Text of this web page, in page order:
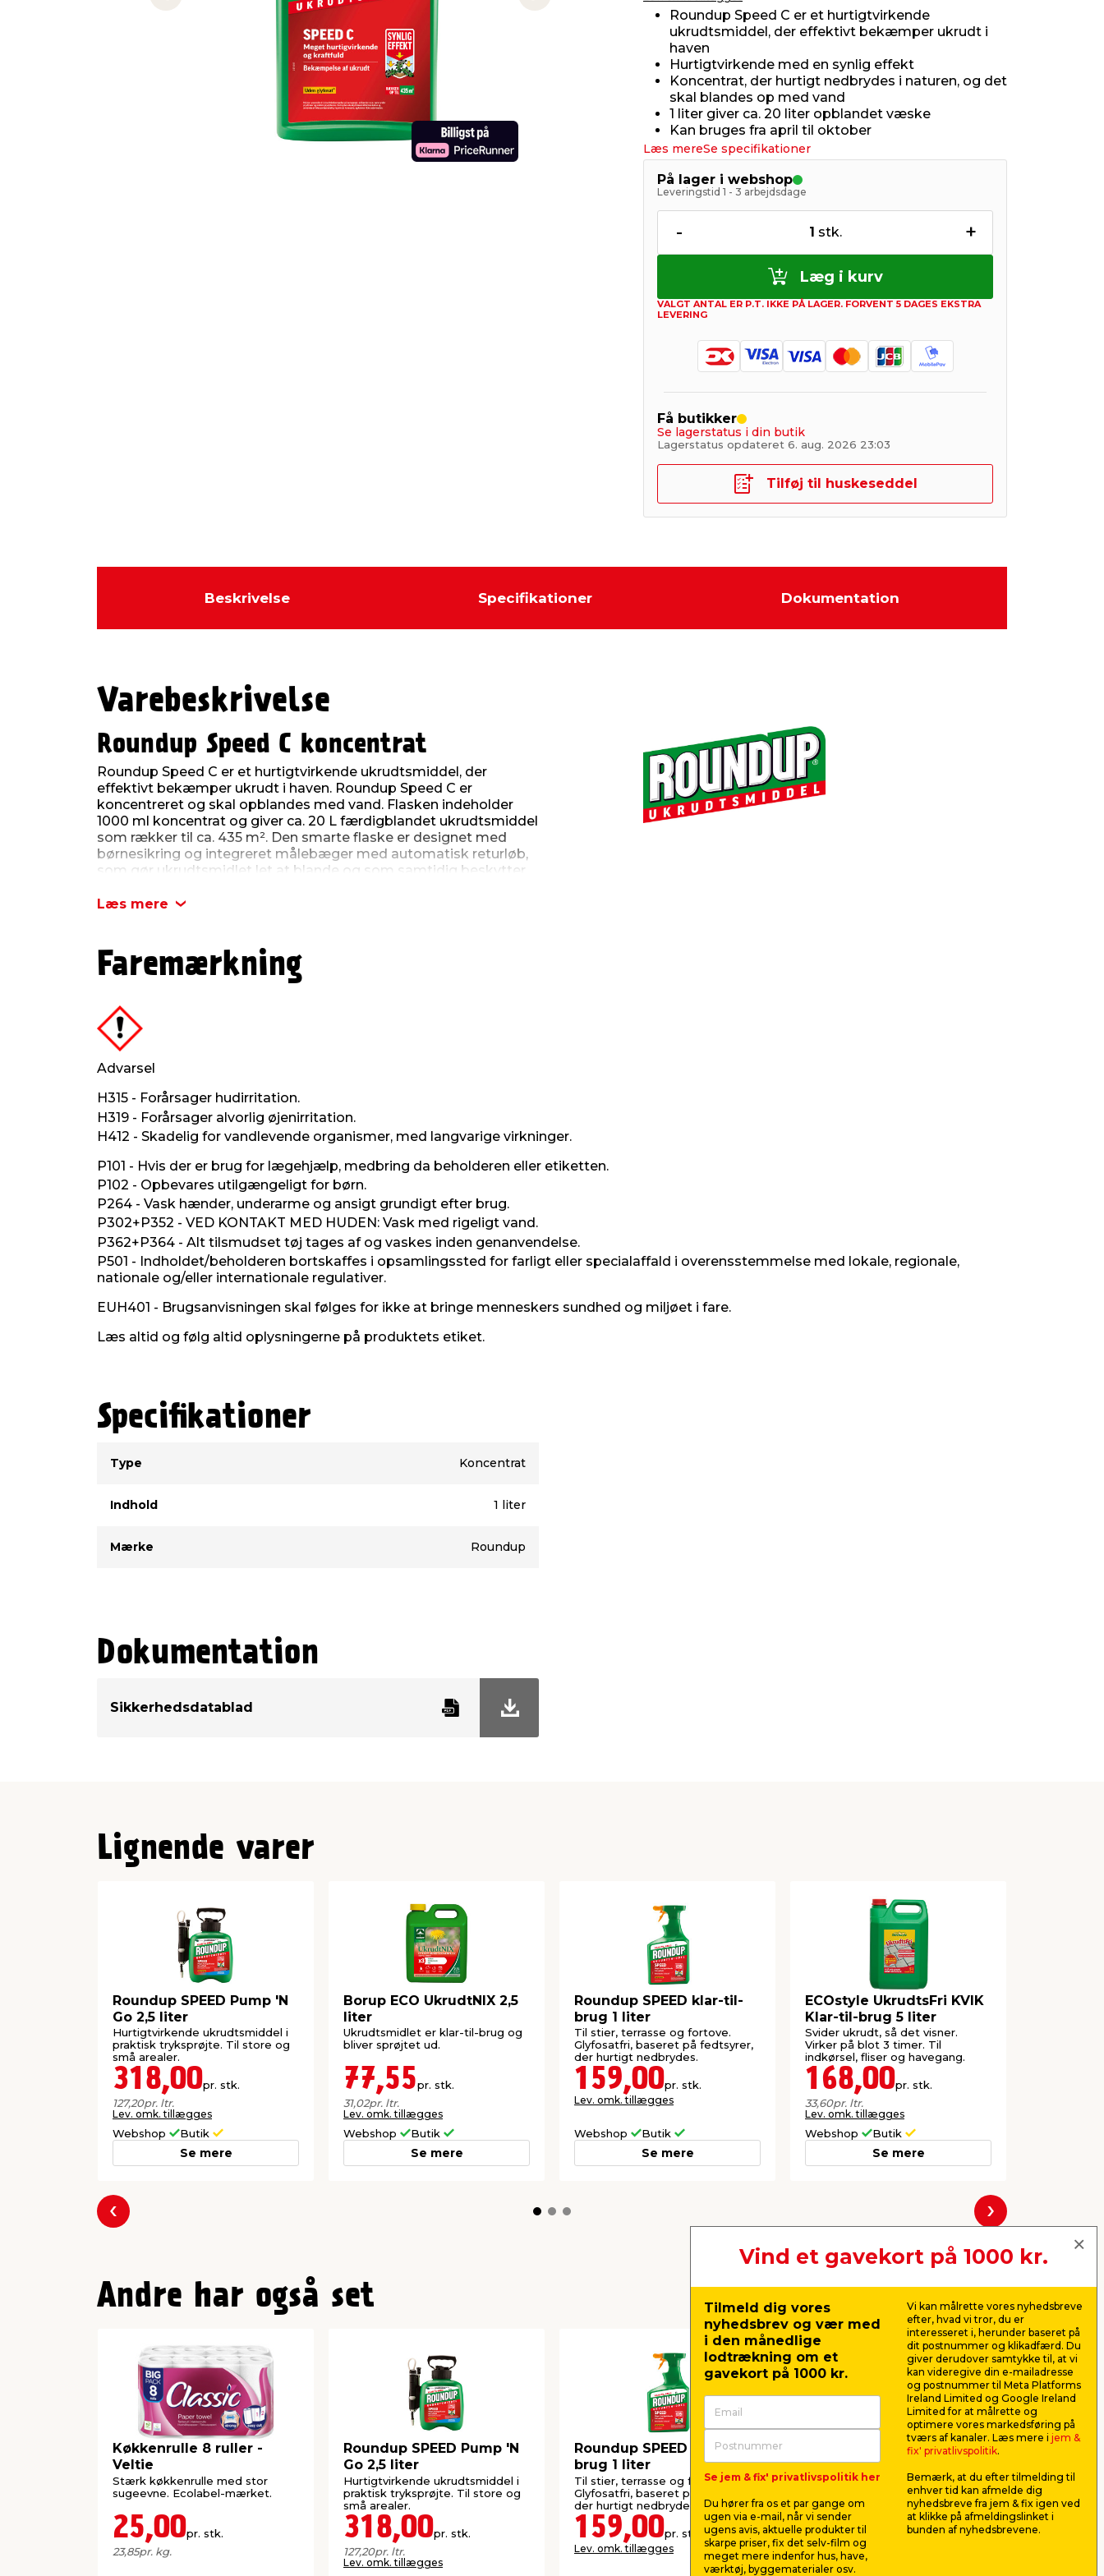
Previous slide Next slide
Roundup Speed C er et hurtigtvirkende
ukrudtsmiddel, der effektivt bekæmper ukrudt i
haven
Hurtigtvirkende med en synlig effekt
Koncentrat, der hurtigt nedbrydes i naturen, og det
skal blandes op med vand
1 liter giver ca. 20 liter opblandet væske
Kan bruges fra april til oktober
Læs mereSe specifikationer
På lager i webshop
Leveringstid 1 - 3 arbejdsdage
- 1 stk. +
Læg i kurv
VALGT ANTAL ER P.T. IKKE PÅ LAGER. FORVENT 5 DAGES EKSTRA
LEVERING
Få butikker
Se lagerstatus i din butik
Lagerstatus opdateret 6. aug. 2026 23:03
Tilføj til huskeseddel
Beskrivelse Specifikationer Dokumentation
Varebeskrivelse
Roundup Speed C koncentrat
Roundup Speed C er et hurtigtvirkende ukrudtsmiddel, der
effektivt bekæmper ukrudt i haven. Roundup Speed C er
koncentreret og skal opblandes med vand. Flasken indeholder
1000 ml koncentrat og giver ca. 20 L færdigblandet ukrudtsmiddel
som rækker til ca. 435 m². Den smarte flaske er designet med
børnesikring og integreret målebæger med automatisk returløb,
som gør ukrudtsmidlet let at blande og som samtidig beskytter
under prydtræer og mellem prydplanter. For effektiv
ukrudtsbekæmpelse. Roundup Speed C er glyfosatfri og baseret
på mættede fedtsyrer, der hurtigt nedbrydes i naturen. Produktet
Roundup Speed C kan plette træterrasser, så spray forsigtigt på
ukrudt omkring træterrassen. Vær også forsigtig, når du anvender
ukrudtsmiddel i blomsterbede og andre steder, hvor du også har
planter du ønsker at bevare.
Læs mere
Faremærkning
Advarsel
H315 - Forårsager hudirritation.
H319 - Forårsager alvorlig øjenirritation.
H412 - Skadelig for vandlevende organismer, med langvarige virkninger.
P101 - Hvis der er brug for lægehjælp, medbring da beholderen eller etiketten.
P102 - Opbevares utilgængeligt for børn.
P264 - Vask hænder, underarme og ansigt grundigt efter brug.
P302+P352 - VED KONTAKT MED HUDEN: Vask med rigeligt vand.
P362+P364 - Alt tilsmudset tøj tages af og vaskes inden genanvendelse.
P501 - Indholdet/beholderen bortskaffes i opsamlingssted for farligt eller specialaffald i overensstemmelse med lokale, regionale,
nationale og/eller internationale regulativer.
EUH401 - Brugsanvisningen skal følges for ikke at bringe menneskers sundhed og miljøet i fare.
Læs altid og følg altid oplysningerne på produktets etiket.
Specifikationer
Type
Koncentrat
Indhold 1 liter
Mærke Roundup
Dokumentation
Sikkerhedsdatablad
Lignende varer
Roundup SPEED Pump 'N
Go 2,5 liter
Hurtigtvirkende ukrudtsmiddel i
praktisk tryksprøjte. Til store og
små arealer.
318,00pr. stk.
127,20pr. ltr.
Lev. omk. tillægges
Webshop Butik
Se mere
Borup ECO UkrudtNIX 2,5
liter
Ukrudtsmidlet er klar-til-brug og
bliver sprøjtet ud.
77,55pr. stk.
31,02pr. ltr.
Lev. omk. tillægges
Webshop Butik
Se mere
Roundup SPEED klar-til-
brug 1 liter
Til stier, terrasse og fortove.
Glyfosatfri, baseret på fedtsyrer,
der hurtigt nedbrydes.
159,00pr. stk.
Lev. omk. tillægges
Webshop Butik
Se mere
ECOstyle UkrudtsFri KVIK
Klar-til-brug 5 liter
Svider ukrudt, så det visner.
Virker på blot 3 timer. Til
indkørsel, fliser og havegang.
168,00pr. stk.
33,60pr. ltr.
Lev. omk. tillægges
Webshop Butik
Se mere
Forrige Næste
Andre har også set
Køkkenrulle 8 ruller -
Veltie
Stærk køkkenrulle med stor
sugeevne. Ecolabel-mærket.
25,00pr. stk.
23,85pr. kg.
Roundup SPEED Pump 'N
Go 2,5 liter
Hurtigtvirkende ukrudtsmiddel i
praktisk tryksprøjte. Til store og
små arealer.
318,00pr. stk.
127,20pr. ltr.
Lev. omk. tillægges
Roundup SPEED klar-til-
brug 1 liter
Til stier, terrasse og fortove.
Glyfosatfri, baseret på fedtsyrer,
der hurtigt nedbrydes.
159,00pr. stk.
Lev. omk. tillægges
Grønne Fingre®
plænegødning 15 kg
Fremmer en sund, tæt og grøn
græsplæne. Granulatform. NPK
18-5-11. Rækker til ca. 900 m².
198,00
pr. stk.
13,20pr. kg.
Lev. omk. tillægges
Grønne
Algefjerner
Vind et gavekort på 1000 kr.
Tilmeld dig vores
nyhedsbrev og vær med
i den månedlige
lodtrækning om et
gavekort på 1000 kr.
Se jem & fix' privatlivspolitik her
Du hører fra os et par gange om
ugen via e-mail, når vi sender
ugens avis, aktuelle produkter til
skarpe priser, fix det selv-film og
meget mere indenfor hus, have,
værktøj, byggematerialer osv.
Vi kan målrette vores nyhedsbreve
efter, hvad vi tror, du er
interesseret i, herunder baseret på
dit postnummer og klikadfærd. Du
giver derudover samtykke til, at vi
kan videregive din e-mailadresse
og postnummer til Meta Platforms
Ireland Limited og Google Ireland
Limited for at målrette og
optimere vores markedsføring på
tværs af kanaler. Læs mere i jem &
fix' privatlivspolitik.
Bemærk, at du efter tilmelding til
enhver tid kan afmelde dig
nyhedsbreve fra jem & fix igen ved
at klikke på afmeldingslinket i
bunden af nyhedsbrevene.